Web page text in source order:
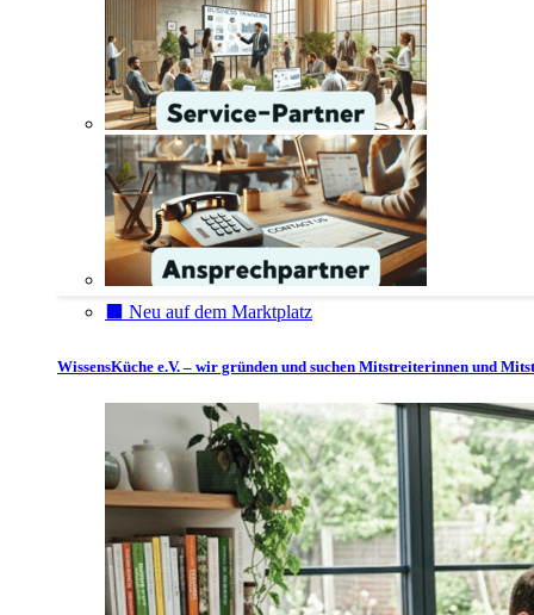
⬛️ Neu auf dem Marktplatz
WissensKüche e.V. – wir gründen und suchen Mitstreiterinnen und